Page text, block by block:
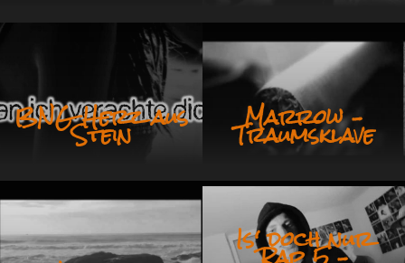
BNG Herz aus
Stein Marrow –
Traumsklave
Is‘ doch nur